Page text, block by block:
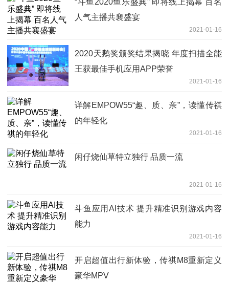
“斗鱼2020鱼乐盛典” 即将线上揭幕 百名
人气主播共襄盛宴
2021-01-16
2020天鹅奖颁奖结果揭晓 年度扫描全能
王获最佳手机应用APP荣誉
2021-01-16
详解EMPOW55“趣、质、亲”，读懂传祺
的年轻化
2021-01-16
闲仔烧仙草特立独行 品质一流
2021-01-16
斗鱼应用AI技术 提升精准识别游戏内容
能力
2021-01-16
开启超值出行新体验，传祺M8重新定义
豪华MPV